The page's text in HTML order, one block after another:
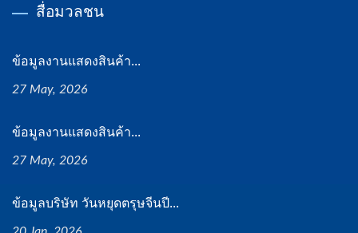
สื่อมวลชน
ข้อมูลงานแสดงสินค้า...
27 May, 2026
ข้อมูลงานแสดงสินค้า...
27 May, 2026
ข้อมูลบริษัท วันหยุดตรุษจีนปี...